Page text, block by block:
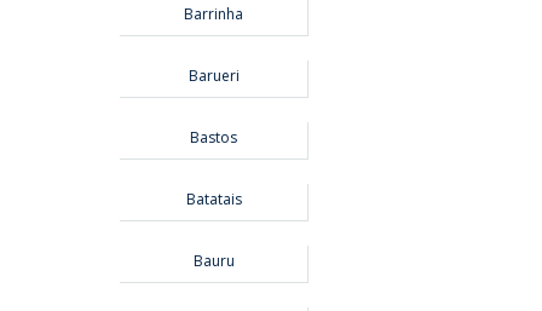
Barrinha
Barueri
Bastos
Batatais
Bauru